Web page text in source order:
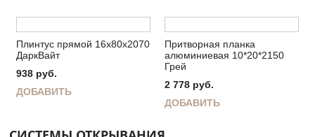
Плинтус прямой 16х80х2070
ДаркВайт
938 руб.
ДОБАВИТЬ
Притворная планка
алюминиевая 10*20*2150
Грей
2 778 руб.
ДОБАВИТЬ